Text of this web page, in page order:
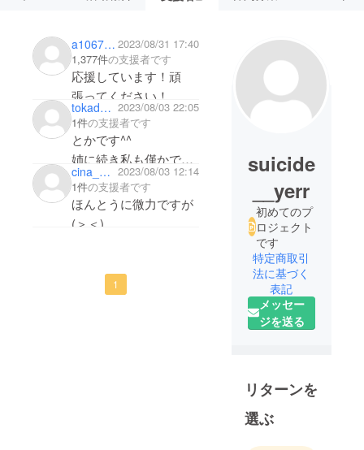
a10671cd0484 2023/08/31 17:40
1,377件の支援者です
応援しています！頑
張ってください！
tokadayo1129 2023/08/03 22:05
1件の支援者です
とかです^^
姉に続き私も僅かです
が支援させて頂きま
す‼️
ほんとにかずむさんの
かけた時から私はもは
やかずむさんのオタク
cina_mo61 2023/08/03 12:14
1件の支援者です
ほんとうに微力ですが
(＞＜)
1
suicide
__yerr
初めてのプ
ロジェクト
です
特定商取引
法に基づく
表記
メッセー
ジを送る
リターンを
選ぶ